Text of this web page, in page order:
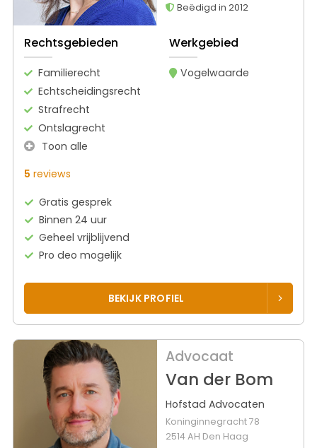
Beëdigd in 2012
Rechtsgebieden
Familierecht
Echtscheidingsrecht
Strafrecht
Ontslagrecht
Toon alle
Werkgebied
Vogelwaarde
5 reviews
Gratis gesprek
Binnen 24 uur
Geheel vrijblijvend
Pro deo mogelijk
BEKIJK PROFIEL
Advocaat
Van der Bom
Hofstad Advocaten
Koninginnegracht 78
2514 AH Den Haag